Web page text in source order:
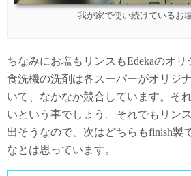
我が家で使い続けているお
ちなみにお塩もリンスもEdekaのオリ
食洗機の洗剤は各スーパーがオリジ
いて、なかなか競合しています。そ
いという事でしょう。それでもリン
出そうなので、次はどちらもfinish製
なとは思っています。